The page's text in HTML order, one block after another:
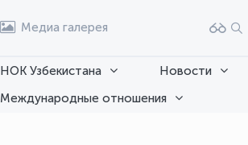
Медиа галерея
НОК Узбекистана Новости
Международные отношения